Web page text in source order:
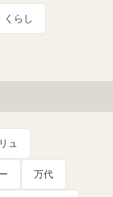
くらし
ュ
万代